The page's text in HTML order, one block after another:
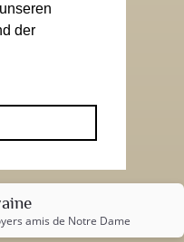
der
amis de Notre Dame